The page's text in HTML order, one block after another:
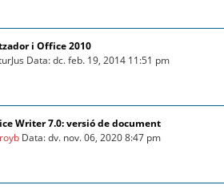
i Office 2010
Data: dc. feb. 19, 2014 11:51 pm
Writer 7.0: versió de document
Data: dv. nov. 06, 2020 8:47 pm